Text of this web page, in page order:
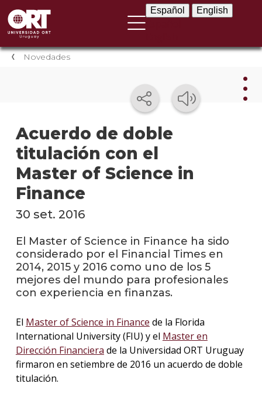
Español English
Novedades
Acuerdo de doble
titulación con el
Master of Science in
Finance
30 set. 2016
El Master of Science in Finance ha sido
considerado por el Financial Times en
2014, 2015 y 2016 como uno de los 5
mejores del mundo para profesionales
con experiencia en finanzas.
El Master of Science in Finance de la Florida
International University (FIU) y el Master en
Dirección Financiera de la Universidad ORT Uruguay
firmaron en setiembre de 2016 un acuerdo de doble
titulación.